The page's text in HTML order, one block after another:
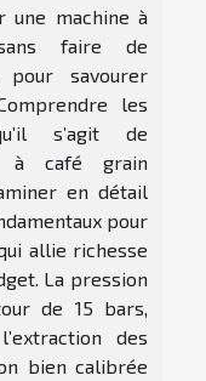
une machine à
faire de
savourer
les
s’agit de
à café grain
en détail
pour
allie richesse
La pression
de 15 bars,
des
bien calibrée